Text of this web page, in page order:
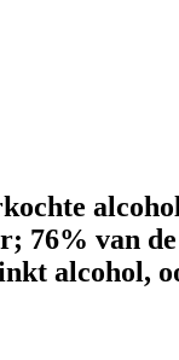
76% van de
alcohol,